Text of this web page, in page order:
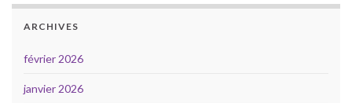
ARCHIVES
février 2026
janvier 2026